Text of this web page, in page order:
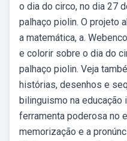
o dia do circo, no dia 27
palhaço piolin. O projeto
a matemática, a.
e colorir sobre o dia do
palhaço piolin. Veja
histórias, desenhos e
bilinguismo na educação
ferramenta poderosa no
memorização e a